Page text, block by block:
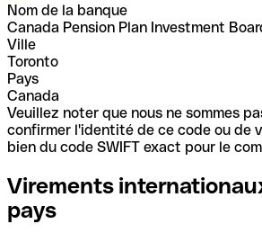
Nom de la banque
Canada Pension Plan Investment
Ville
Toronto
Pays
Canada
Veuillez noter que nous ne sommes
confirmer l'identité de ce code ou de
bien du code SWIFT exact pour le
Virements
pays